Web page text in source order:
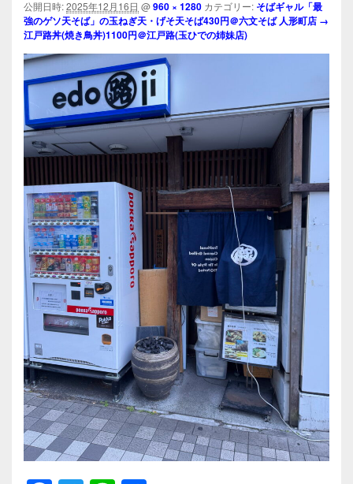
ビ
ゲ
シ
公開日時:2025年12月16日 @960 × 1280 カテゴリー: そばギャル「最
強のゲソ天そば」の玉ねぎ天・げそ天そば430円＠六文そば 人形町店 →
江戸路丼(焼き鳥丼)1100円＠江戸路(玉ひでの姉妹店)